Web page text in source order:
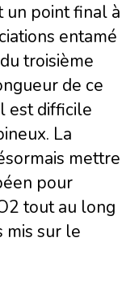
un point final à
entamé
troisième
de ce
est difficile
La
mettre
pour
tout au long
mis sur le